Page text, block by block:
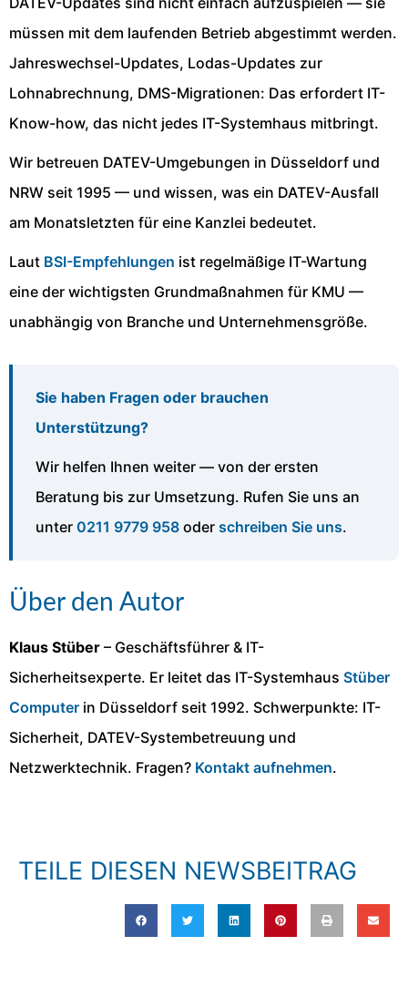
müssen mit dem laufenden Betrieb abgestimmt werden.
Jahreswechsel-Updates, Lodas-Updates zur
Lohnabrechnung, DMS-Migrationen: Das erfordert IT-
Know-how, das nicht jedes IT-Systemhaus mitbringt.
Wir betreuen DATEV-Umgebungen in Düsseldorf und
NRW seit 1995 — und wissen, was ein DATEV-Ausfall
am Monatsletzten für eine Kanzlei bedeutet.
Laut BSI-Empfehlungen ist regelmäßige IT-Wartung
eine der wichtigsten Grundmaßnahmen für KMU —
unabhängig von Branche und Unternehmensgröße.
Sie haben Fragen oder brauchen
Unterstützung?
Wir helfen Ihnen weiter — von der ersten
Beratung bis zur Umsetzung. Rufen Sie uns an
unter 0211 9779 958 oder schreiben Sie uns.
Über den Autor
Klaus Stüber – Geschäftsführer & IT-
Sicherheitsexperte. Er leitet das IT-Systemhaus Stüber
Computer in Düsseldorf seit 1992. Schwerpunkte: IT-
Sicherheit, DATEV-Systembetreuung und
Netzwerktechnik. Fragen? Kontakt aufnehmen.
TEILE DIESEN NEWSBEITRAG